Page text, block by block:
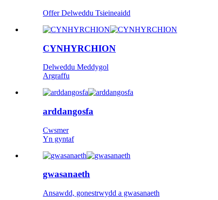
Offer Delweddu Tsieineaidd
CYNHYRCHION
Delweddu Meddygol
Argraffu
arddangosfa
Cwsmer
Yn gyntaf
gwasanaeth
Ansawdd, gonestrwydd a gwasanaeth